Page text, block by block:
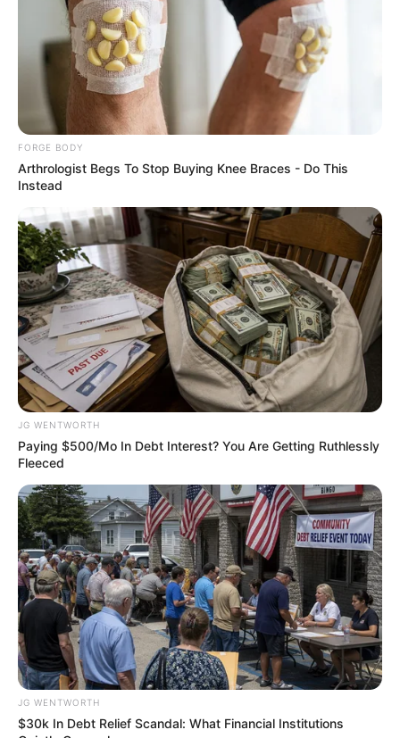
ฤกษ์เปิดบัญชี เดือนกรกฎาคม 2562
– วันพุธที่ 3 กรกฎาคม 2562
เวลา 10.29-13.49 น.
– วันศุกร์ที่ 5 กรกฎาคม 2562
เวลา 09.29-10.39 น.
– วันพุธที่ 10 กรกฎาคม 2562
เวลา 10.39-11.59 น.
– วันศุกร์ที่ 12 กรกฎาคม 2562
เวลา 18.29-18.59 น.
– วันพฤหัสบดีที่ 18 กรกฎาคม 2562
เวลา 14.15-14.59 น.
FORGE BODY
Arthrologist Begs To Stop Buying Knee Braces - Do This
Instead
JG WENTWORTH
Paying $500/Mo In Debt Interest? You Are Getting Ruthlessly
Fleeced
JG WENTWORTH
$30k In Debt Relief Scandal: What Financial Institutions